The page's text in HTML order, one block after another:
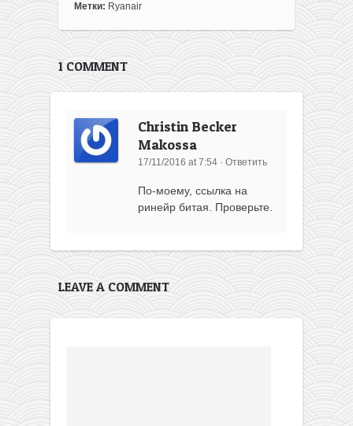
Метки: Ryanair
1 COMMENT
Christin Becker
Makossa
17/11/2016 at 7:54 ·Ответить
По-моему, ссылка на
ринейр битая. Проверьте.
LEAVE A COMMENT